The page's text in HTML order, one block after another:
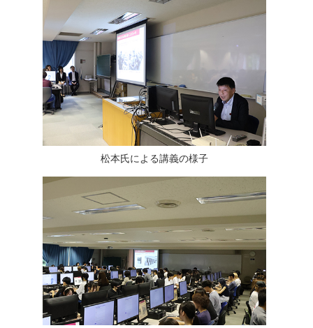
松本氏による講義の様子